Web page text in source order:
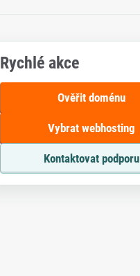
Rychlé akce
Ověřit doménu
Vybrat webhosting
Kontaktovat podporu